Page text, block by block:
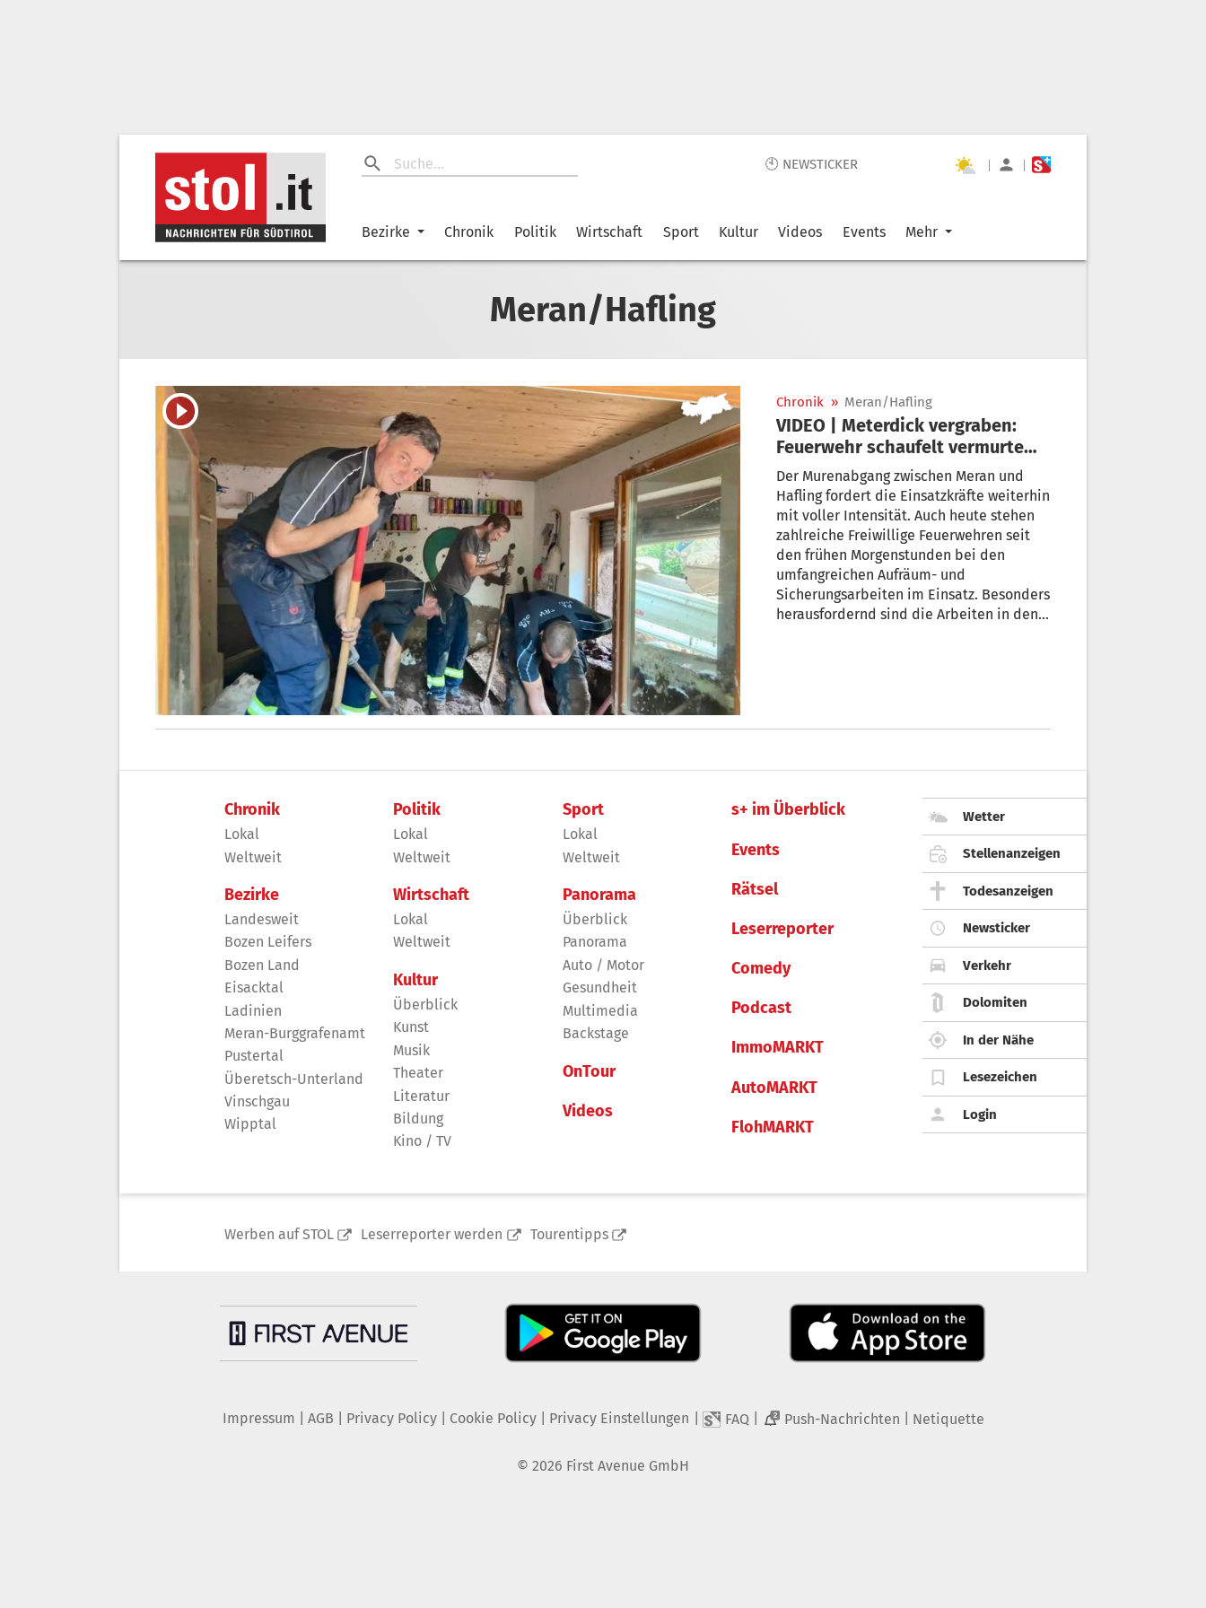
🕙 NEWSTICKER | |
Bezirke Chronik Politik Wirtschaft Sport Kultur Videos Events Mehr
Meran/Hafling
Chronik » Meran/Hafling
VIDEO | Meterdick vergraben:
Feuerwehr schaufelt vermurte
Wohnhäuser frei
Der Murenabgang zwischen Meran und
Hafling fordert die Einsatzkräfte weiterhin
mit voller Intensität. Auch heute stehen
zahlreiche Freiwillige Feuerwehren seit
den frühen Morgenstunden bei den
umfangreichen Aufräum- und
Sicherungsarbeiten im Einsatz. Besonders
herausfordernd sind die Arbeiten in den
Chronik
Lokal
Weltweit
Bezirke
Landesweit
Bozen Leifers
Bozen Land
Eisacktal
Ladinien
Meran-Burggrafenamt
Pustertal
Überetsch-Unterland
Vinschgau
Wipptal
Politik
Lokal
Weltweit
Wirtschaft
Lokal
Weltweit
Kultur
Überblick
Kunst
Musik
Theater
Literatur
Bildung
Kino / TV
Sport
Lokal
Weltweit
Panorama
Überblick
Panorama
Auto / Motor
Gesundheit
Multimedia
Backstage
OnTour
Videos
s+ im Überblick
Events
Rätsel
Leserreporter
Comedy
Podcast
ImmoMARKT
AutoMARKT
FlohMARKT
Wetter
Stellenanzeigen
Todesanzeigen
Newsticker
Verkehr
Dolomiten
In der Nähe
Lesezeichen
Login
Werben auf STOL Leserreporter werden Tourentipps
Impressum AGB Privacy Policy| Cookie Policy| Privacy Einstellungen FAQ 2 Push-Nachrichten Netiquette
© 2026 First Avenue GmbH